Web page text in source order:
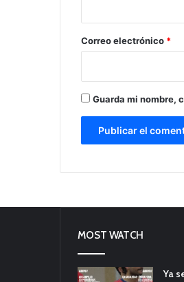
*
Correo electrónico *
Guarda mi nombre,
MOST WATCH
Ya